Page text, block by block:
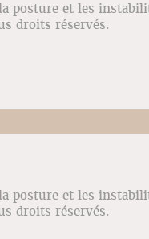
posture et les
droits réservés.
posture et les
droits réservés.